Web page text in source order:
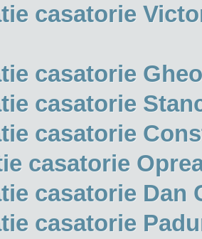
casatorie
casatorie
casatorie
casatorie
casatorie
casatorie Dan
casatorie